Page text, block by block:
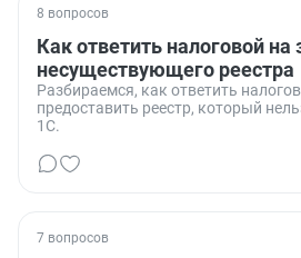
8 вопросов
Как ответить налоговой на
несуществующего реестра
Разбираемся, как ответить
предоставить реестр, который
1С.
7 вопросов